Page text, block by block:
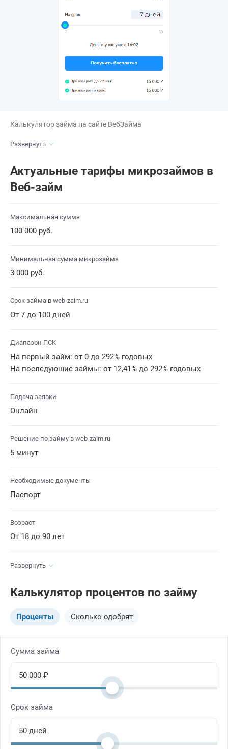
Калькулятор займа на сайте ВебЗайма
Развернуть
Актуальные тарифы микрозаймов в
Веб-займ
Максимальная сумма
100 000 руб.
Минимальная сумма микрозайма
3 000 руб.
Срок займа в web-zaim.ru
От 7 до 100 дней
Диапазон ПСК
На первый займ: от 0 до 292% годовых
На последующие займы: от 12,41% до 292% годовых
Подача заявки
Онлайн
Решение по займу в web-zaim.ru
5 минут
Необходимые документы
Паспорт
Возраст
От 18 до 90 лет
Развернуть
Калькулятор процентов по займу
Проценты Сколько одобрят
Сумма займа
Срок займа